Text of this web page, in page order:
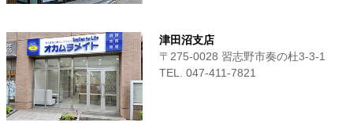
津田沼支店
〒275-0028 習志野市奏の杜3-3-1
TEL. 047-411‐7821